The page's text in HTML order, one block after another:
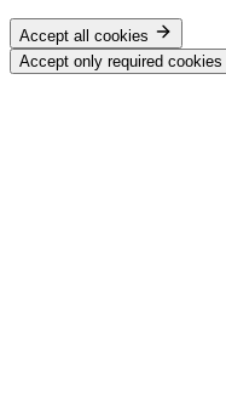
Accept all cookies
Accept only required cookies